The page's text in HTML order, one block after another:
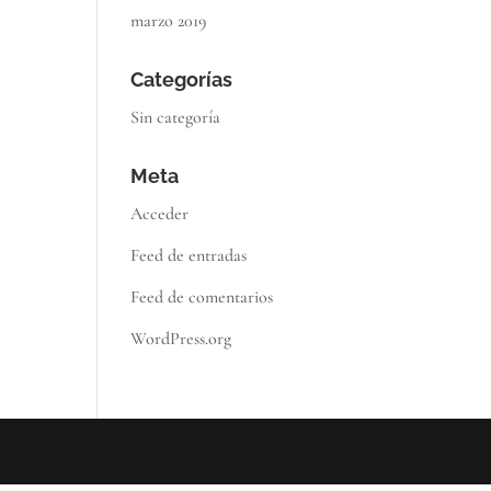
marzo 2019
Categorías
Sin categoría
Meta
Acceder
Feed de entradas
Feed de comentarios
WordPress.org